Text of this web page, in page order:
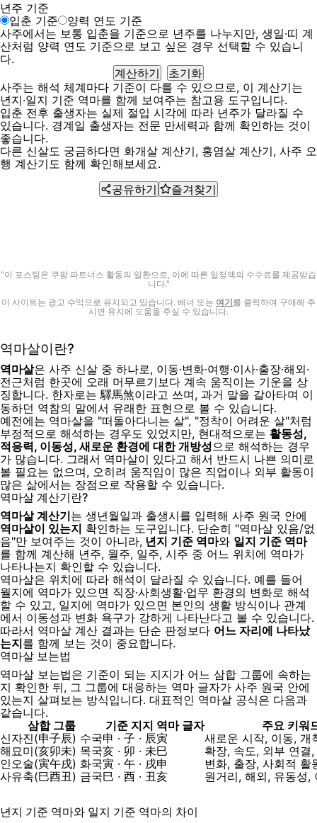
년주 기준
입춘 기준
양력 연도 기준
사주에서는 보통 입춘을 기준으로 년주를 나누지만, 생일·띠 계
산처럼 양력 연도 기준으로 보고 싶은 경우 선택할 수 있습니
다.
계산하기
초기화
사주는 해석 체계마다 기준이 다를 수 있으므로, 이 계산기는
년지·일지 기준 역마를 함께 보여주는 참고용 도구입니다.
입춘 전후 출생자는 실제 절입 시각에 따라 년주가 달라질 수
있습니다. 경계일 출생자는 전문 만세력과 함께 확인하는 것이
좋습니다.
다른 신살도 궁금하다면 화개살 계산기, 홍염살 계산기, 사주 오
행 계산기도 함께 확인해보세요.
공유하기
즐겨찾기
"이 포스팅은 쿠팡 파트너스 활동의 일환으로, 이에 따른 일정액의 수수료를 제공받습
니다."
이 사이트는 광고 수익으로 유지되고 있습니다. 배너 또는 여기를 클릭하여 구매해 주
시면 유지에 도움을 주실 수 있습니다.
역마살이란?
역마살은 사주 신살 중 하나로, 이동·변화·여행·이사·출장·해외·
전근처럼 한곳에 오래 머무르기보다 계속 움직이는 기운을 상
징합니다. 한자로는驛馬煞이라고 쓰며, 과거 말을 갈아타며 이
동하던 역참의 말에서 유래한 표현으로 볼 수 있습니다.
예전에는 역마살을 "떠돌아다니는 살", "정착이 어려운 살"처럼
부정적으로 해석하는 경우도 있었지만, 현대적으로는 활동성,
적응력, 이동성, 새로운 환경에 대한 개방성으로 해석하는 경우
가 많습니다. 그래서 역마살이 있다고 해서 반드시 나쁜 의미로
볼 필요는 없으며, 오히려 움직임이 많은 직업이나 외부 활동이
많은 삶에서는 장점으로 작용할 수 있습니다.
역마살 계산기란?
역마살 계산기는 생년월일과 출생시를 입력해 사주 원국 안에
역마살이 있는지 확인하는 도구입니다. 단순히 "역마살 있음/없
음"만 보여주는 것이 아니라, 년지 기준 역마와 일지 기준 역마
를 함께 계산해 년주, 월주, 일주, 시주 중 어느 위치에 역마가
나타나는지 확인할 수 있습니다.
역마살은 위치에 따라 해석이 달라질 수 있습니다. 예를 들어
월지에 역마가 있으면 직장·사회생활·업무 환경의 변화로 해석
할 수 있고, 일지에 역마가 있으면 본인의 생활 방식이나 관계
에서 이동성과 변화 욕구가 강하게 나타난다고 볼 수 있습니다.
따라서 역마살 계산 결과는 단순 판정보다 어느 자리에 나타났
는지를 함께 보는 것이 중요합니다.
역마살 보는법
역마살 보는법은 기준이 되는 지지가 어느 삼합 그룹에 속하는
지 확인한 뒤, 그 그룹에 대응하는 역마 글자가 사주 원국 안에
있는지 살펴보는 방식입니다. 대표적인 역마살 공식은 다음과
같습니다.
삼합 그룹
기준 지지 역마 글자
주요 키워
신자진(申子辰) 수국申 · 子 · 辰寅
새로운 시작, 이동, 개
해묘미(亥卯未) 목국亥 · 卯 · 未巳
확장, 속도, 외부 연결
인오술(寅午戌) 화국寅 · 午 · 戌申
변화, 출장, 사회적 활
사유축(巳酉丑) 금국巳 · 酉 · 丑亥 원거리, 해외, 유동성,
년지 기준 역마와 일지 기준 역마의 차이